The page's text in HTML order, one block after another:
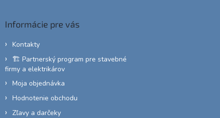
Informácie pre vás
Kontakty
🏗️ Partnerský program pre stavebné
firmy a elektrikárov
Moja objednávka
Hodnotenie obchodu
Zľavy a darčeky